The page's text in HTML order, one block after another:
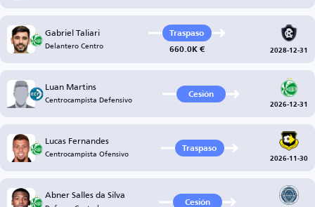
Gabriel Taliari
Delantero Centro
Traspaso
660.0K €
2028-12-31
Luan Martins
Centrocampista Defensivo Cesión
2026-12-31
Lucas Fernandes
Centrocampista Ofensivo Traspaso
2026-11-30
Abner Salles da Silva Cesión